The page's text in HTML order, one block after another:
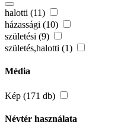
halotti (11)
házassági (10)
születési (9)
születés,halotti (1)
Média
Kép (171 db)
Névtér használata